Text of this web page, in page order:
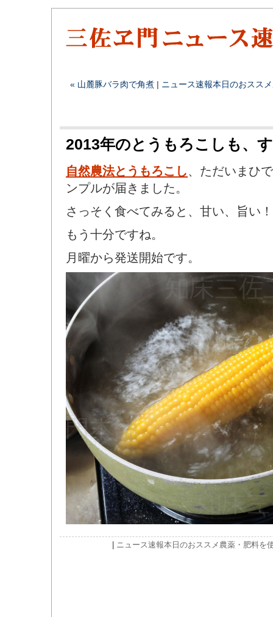
« 山麓豚バラ肉で角煮 | ニュース速報本日のおススメ
2013年のとうもろこしも、
自然農法とうもろこし、ただいまひ
ンプルが届きました。
さっそく食べてみると、甘い、旨い！
もう十分ですね。
月曜から発送開始です。
ニュース速報本日のおススメ 農薬・肥料を